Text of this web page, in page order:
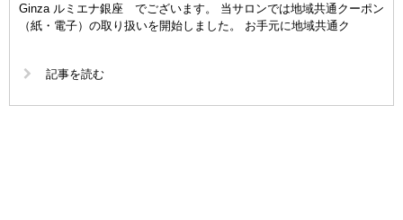
Ginza ルミエナ銀座 でございます。 当サロンでは地域共通クーポン
（紙・電子）の取り扱いを開始しました。 お手元に地域共通ク
記事を読む